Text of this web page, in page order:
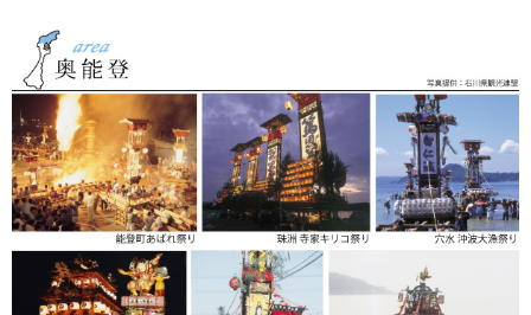
2023/07/05 / 最終更新日 :
獅子舞・衣裳・別仕立・小物
巫女（みこ）用衣装（大人用）